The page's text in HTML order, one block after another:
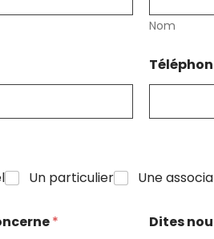
Nom
Un particulier Une
* Dites